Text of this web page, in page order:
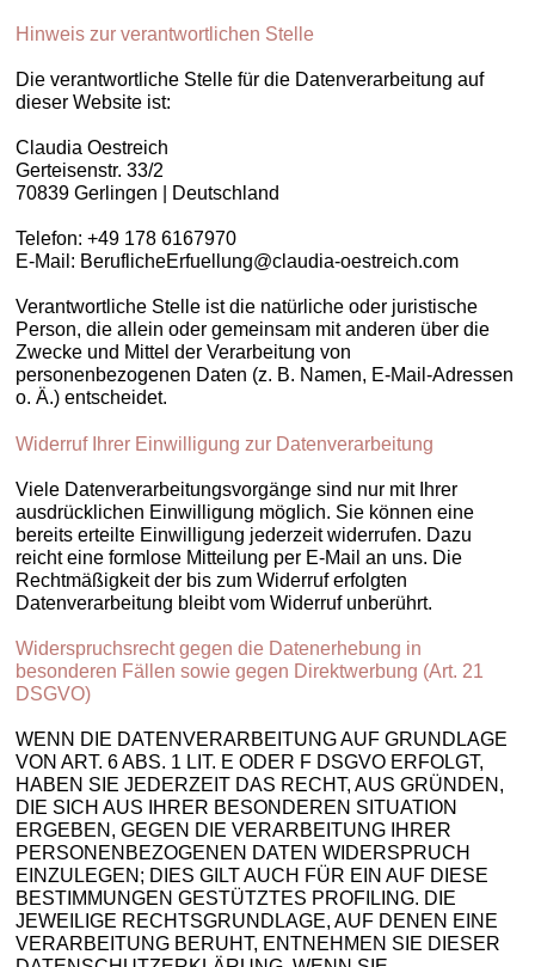
Hinweis zur verantwortlichen Stelle
Die verantwortliche Stelle für die Datenverarbeitung auf
dieser Website ist:
Claudia Oestreich
Gerteisenstr. 33/2
70839 Gerlingen | Deutschland
Telefon: +49 178 6167970
E-Mail: BeruflicheErfuellung@claudia-oestreich.com
Verantwortliche Stelle ist die natürliche oder juristische
Person, die allein oder gemeinsam mit anderen über die
Zwecke und Mittel der Verarbeitung von
personenbezogenen Daten (z. B. Namen, E-Mail-Adressen
o. Ä.) entscheidet.
Widerruf Ihrer Einwilligung zur Datenverarbeitung
Viele Datenverarbeitungsvorgänge sind nur mit Ihrer
ausdrücklichen Einwilligung möglich. Sie können eine
bereits erteilte Einwilligung jederzeit widerrufen. Dazu
reicht eine formlose Mitteilung per E-Mail an uns. Die
Rechtmäßigkeit der bis zum Widerruf erfolgten
Datenverarbeitung bleibt vom Widerruf unberührt.
Widerspruchsrecht gegen die Datenerhebung in
besonderen Fällen sowie gegen Direktwerbung (Art. 21
DSGVO)
WENN DIE DATENVERARBEITUNG AUF GRUNDLAGE
VON ART. 6 ABS. 1 LIT. E ODER F DSGVO ERFOLGT,
HABEN SIE JEDERZEIT DAS RECHT, AUS GRÜNDEN,
DIE SICH AUS IHRER BESONDEREN SITUATION
ERGEBEN, GEGEN DIE VERARBEITUNG IHRER
PERSONENBEZOGENEN DATEN WIDERSPRUCH
EINZULEGEN; DIES GILT AUCH FÜR EIN AUF DIESE
BESTIMMUNGEN GESTÜTZTES PROFILING. DIE
JEWEILIGE RECHTSGRUNDLAGE, AUF DENEN EINE
VERARBEITUNG BERUHT, ENTNEHMEN SIE DIESER